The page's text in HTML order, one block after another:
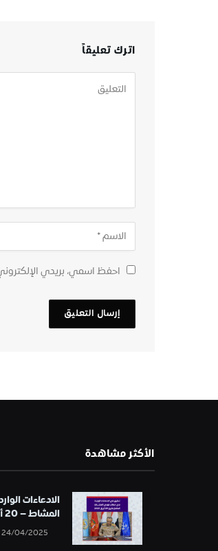
اترك تعليقاً
احفظ اسمي، بريدي
الأكثر مشاهدة
الادعاءات
المشاط – 20 أبريل 2025
24/04/2025